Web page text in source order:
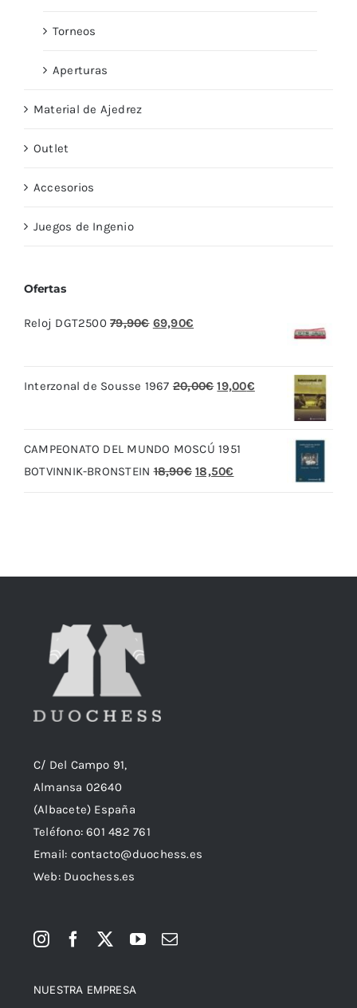
Torneos
Aperturas
Material de Ajedrez
Outlet
Accesorios
Juegos de Ingenio
Ofertas
Reloj DGT2500 79,90€ El
era:
69,90€
es:
Interzonal de Sousse 1967 20,00€ El
era:
20,00€.
19,00€El
CAMPEONATO DEL MUNDO MOSCÚ 1951
BOTVINNIK-BRONSTEIN 18,90€ El
18,50€
C/ Del Campo 91,
Almansa 02640
(Albacete) España
Teléfono:601 482 761
Email: contacto@duochess.es
Web: Duochess.es
NUESTRA EMPRESA